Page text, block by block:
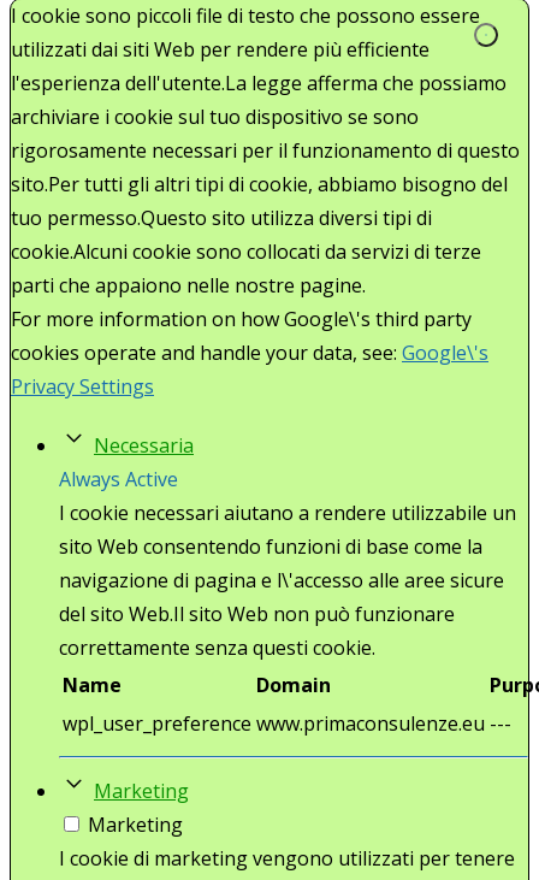
I cookie sono piccoli file di testo che possono essere
utilizzati dai siti Web per rendere più efficiente
l'esperienza dell'utente.La legge afferma che possiamo
archiviare i cookie sul tuo dispositivo se sono
rigorosamente necessari per il funzionamento di questo
sito.Per tutti gli altri tipi di cookie, abbiamo bisogno del
tuo permesso.Questo sito utilizza diversi tipi di
cookie.Alcuni cookie sono collocati da servizi di terze
parti che appaiono nelle nostre pagine.
For more information on how Google\'s third party
cookies operate and handle your data, see: Google\'s
Privacy Settings
Necessaria
Always Active
I cookie necessari aiutano a rendere utilizzabile un
sito Web consentendo funzioni di base come la
navigazione di pagina e l\'accesso alle aree sicure
del sito Web.Il sito Web non può funzionare
correttamente senza questi cookie.
Name
Domain
wpl_user_preference www.primaconsulenze.eu ---
Marketing
Marketing
I cookie di marketing vengono utilizzati per tenere